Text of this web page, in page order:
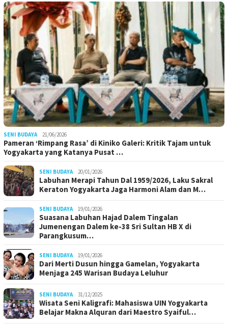
SENI BUDAYA 21/06/2026
Pameran ‘Rimpang Rasa’ di Kiniko Galeri: Kritik Tajam untuk
Yogyakarta yang Katanya Pusat …
SENI BUDAYA 20/01/2026
Labuhan Merapi Tahun Dal 1959/2026, Laku Sakral
Keraton Yogyakarta Jaga Harmoni Alam dan M…
SENI BUDAYA 19/01/2026
Suasana Labuhan Hajad Dalem Tingalan
Jumenengan Dalem ke-38 Sri Sultan HB X di
Parangkusum…
SENI BUDAYA 19/01/2026
Dari Merti Dusun hingga Gamelan, Yogyakarta
Menjaga 245 Warisan Budaya Leluhur
SENI BUDAYA 31/12/2025
Wisata Seni Kaligrafi: Mahasiswa UIN Yogyakarta
Belajar Makna Alquran dari Maestro Syaiful…